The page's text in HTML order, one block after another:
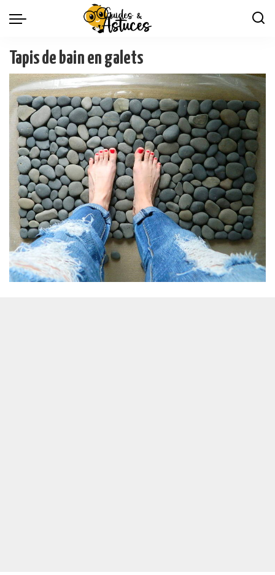
Tapis de bain en galets